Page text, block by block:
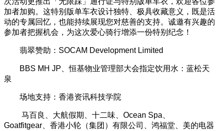
加者加购。这特别版单车衣设计独特、极具收藏意义，既是活
动的专属回忆，也能持续展现您对慈善的支持。诚邀有兴趣的
参加者把握机会，为这次爱心骑行增添一份特别纪念！
翡翠赞助：SOCAM Development Limited
BBS MH JP、恒基物业管理部大会指定饮用水：蓝松天
泉
场地支持：香港资讯科技学院
马百良、大航假期、十二味、Ocean Spa、
Goatfitgear、香港小轮（集团）有限公司、鸿福堂、美的电器